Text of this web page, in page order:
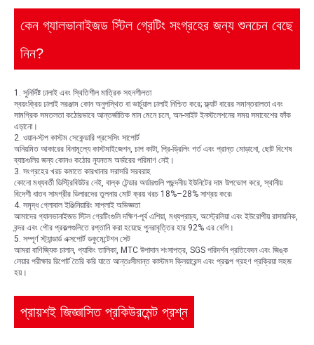
কেন গ্যালভানাইজড স্টিল গ্রেটিং সংগ্রহের জন্য শুনচেন বেছে
নিন?
1. সুনির্দিষ্ট ঢালাই এবং স্থিতিশীল মাত্রিক সহনশীলতা
স্বয়ংক্রিয় ঢালাই সরঞ্জাম কোন অনুপস্থিত বা ভার্চুয়াল ঢালাই নিশ্চিত করে; ফ্ল্যাট বারের সমান্তরালতা এবং
সামগ্রিক সমতলতা কঠোরভাবে আন্তর্জাতিক মান মেনে চলে, অন-সাইট ইনস্টলেশনের সময় সমাবেশের ফাঁক
এড়ানো।
2. ওয়ান-স্টপ কাস্টম সেকেন্ডারি প্রসেসিং সাপোর্ট
অনিয়মিত আকারের বিনামূল্যে কাস্টমাইজেশন, চাপ কাটা, প্রি-ড্রিলিং গর্ত এবং প্রান্ত মোড়ানো, ছোট বিশেষ
ব্যাচগুলির জন্য কোনও কঠোর ন্যূনতম অর্ডারের পরিমাণ নেই।
3. সংগ্রহের খরচ কমাতে কারখানার সরাসরি সরবরাহ
কোনো মধ্যবর্তী ডিস্ট্রিবিউটর নেই, বাল্ক টেন্ডার অর্ডারগুলি পছন্দনীয় ইউনিটের দাম উপভোগ করে, স্থানীয়
বিদেশী ধাতব সামগ্রীর ডিলারদের তুলনায় মোট ক্রয় খরচ 18%–28% সাশ্রয় করে৷
4. সমৃদ্ধ গ্লোবাল ইঞ্জিনিয়ারিং সাপ্লাই অভিজ্ঞতা
আমাদের গ্যালভানাইজড স্টিল গ্রেটিংগুলি দক্ষিণ-পূর্ব এশিয়া, মধ্যপ্রাচ্য, অস্ট্রেলিয়া এবং ইউরোপীয় রাসায়নিক,
বন্দর এবং পৌর প্রকল্পগুলিতে রপ্তানি করা হয়েছে পুনরাবৃত্তির হার 92% এর বেশি।
5. সম্পূর্ণ স্ট্যান্ডার্ড এক্সপোর্ট ডকুমেন্টেশন সেট
আমরা বাণিজ্যিক চালান, প্যাকিং তালিকা, MTC উপাদান শংসাপত্র, SGS পরিদর্শন প্রতিবেদন এবং জিঙ্ক
লেয়ার পরীক্ষার রিপোর্ট তৈরি করি যাতে আন্তঃসীমান্ত কাস্টমস ক্লিয়ারেন্স এবং প্রকল্প গ্রহণ প্রক্রিয়া সহজ
হয়।
প্রায়শই জিজ্ঞাসিত প্রকিউরমেন্ট প্রশ্ন